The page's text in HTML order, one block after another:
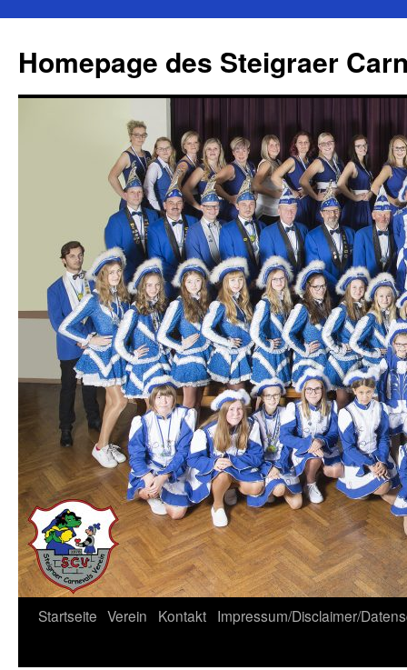
springen
Homepage des Steigraer
Startseite Verein Kontakt Impressum/Disclaimer/